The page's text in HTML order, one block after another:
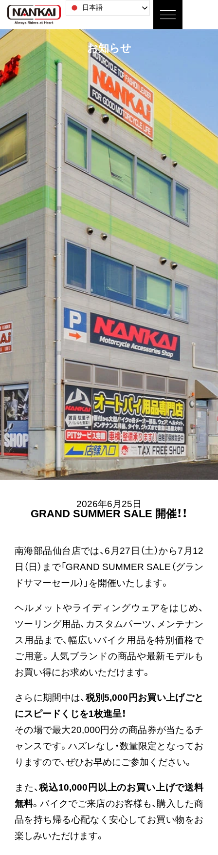
日本語
お知らせ
GRAND SUMMER SALE 開催！！
南海部品仙台店では、6月27日（土）から7月12
日（日）まで「GRAND SUMMER SALE（グラン
ドサマーセール）」を開催いたします。
ヘルメットやライディングウェアをはじめ、
ツーリング用品、カスタムパーツ、メンテナン
ス用品まで、幅広いバイク用品を特別価格で
ご用意。人気ブランドの商品や最新モデルも
お買い得にお求めいただけます。
さらに期間中は、税別5,000円お買い上げごと
にスピードくじを1枚進呈！
その場で最大20,000円分の商品券が当たるチ
ャンスです。ハズレなし・数量限定となってお
りますので、ぜひお早めにご参加ください。
また、税込10,000円以上のお買い上げで送料
無料。バイクでご来店のお客様も、購入した商
品を持ち帰る心配なく安心してお買い物をお
楽しみいただけます。
2026年6月25日